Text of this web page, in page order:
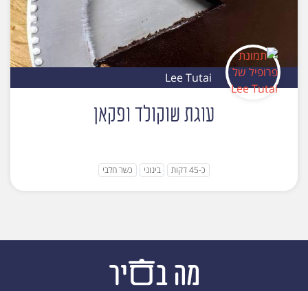
Lee Tutai
עוגת שוקולד ופקאן
כ-45 דקות בינוני כשר חלבי